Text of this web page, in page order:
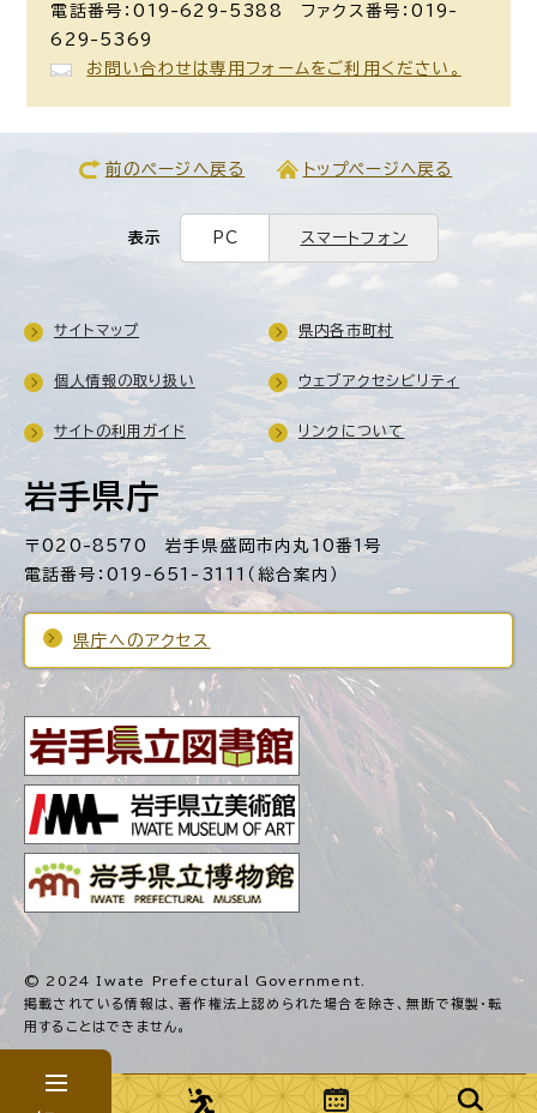
電話番号：019-629-5388 ファクス番号：019-
629-5369
お問い合わせは専用フォームをご利用ください。
前のページへ戻る トップページへ戻る
表示 PC スマートフォン
岩手県庁
〒020-8570 岩手県盛岡市内丸10番1号
電話番号：019-651-3111（総合案内）
県庁へのアクセス
サイトマップ 県内各市町村
個人情報の取り扱い ウェブアクセシビリティ
サイトの利用ガイド リンクについて
© 2024 Iwate Prefectural Government.
掲載されている情報は、著作権法上認められた場合を除き、無断で複製・転
用することはできません。